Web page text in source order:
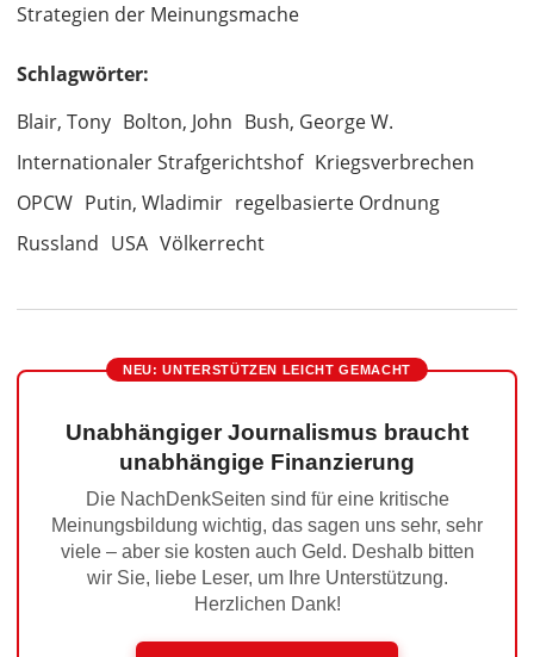
Strategien der Meinungsmache
Schlagwörter:
Blair, Tony Bolton, John Bush, George W.
Internationaler Strafgerichtshof Kriegsverbrechen
OPCW Putin, Wladimir regelbasierte Ordnung
Russland USA Völkerrecht
NEU: UNTERSTÜTZEN LEICHT GEMACHT
Unabhängiger Journalismus braucht
unabhängige Finanzierung
Die NachDenkSeiten sind für eine kritische
Meinungsbildung wichtig, das sagen uns sehr, sehr
viele – aber sie kosten auch Geld. Deshalb bitten
wir Sie, liebe Leser, um Ihre Unterstützung.
Herzlichen Dank!